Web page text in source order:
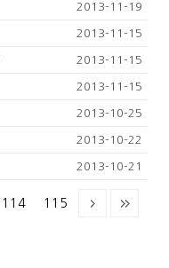
2013-11-19
2013-11-15
2013-11-15
2013-11-15
2013-10-25
2013-10-22
2013-10-21
114 115